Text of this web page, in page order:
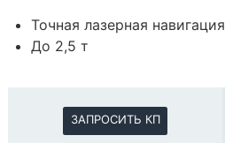
Точная лазерная навигация
До 2,5 т
ЗАПРОСИТЬ КП